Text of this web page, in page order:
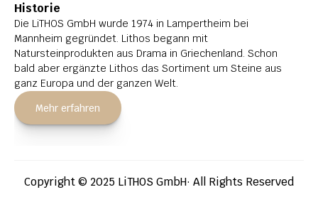
Historie
Die LiTHOS GmbH wurde 1974 in Lampertheim bei
Mannheim gegründet. Lithos begann mit
Natursteinprodukten aus Drama in Griechenland. Schon
bald aber ergänzte Lithos das Sortiment um Steine aus
ganz Europa und der ganzen Welt.
Mehr erfahren
Copyright © 2025 LiTHOS GmbH· All Rights Reserved